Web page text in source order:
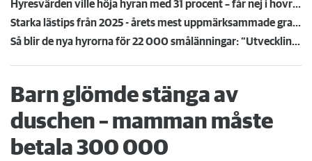
Hyresvärden ville höja hyran med 31 procent – får nej i hovrätten
Starka lästips från 2025 - årets mest uppmärksammade granskningar
Så blir de nya hyrorna för 22 000 smålänningar: ”Utvecklingen går åt rätt håll”
Barn glömde stänga av
duschen – mamman måste
betala 300 000